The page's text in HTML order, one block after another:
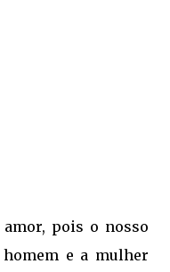
pois o nosso
e a mulher